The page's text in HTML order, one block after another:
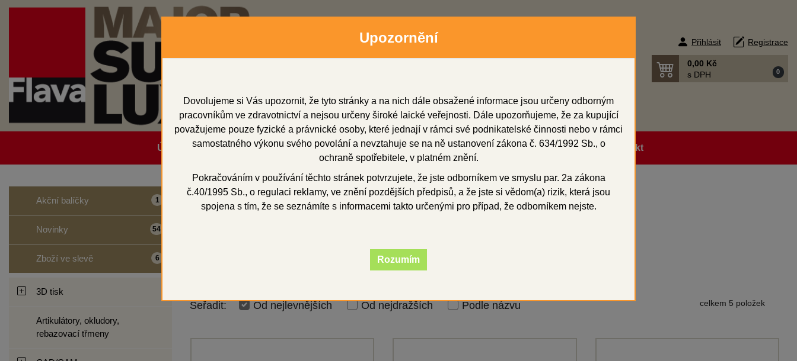
Přihlásit Registrace
0,00 Kč
s DPH
0
Úvodní strana Obchodní zástupci Soubory ke stažení O firmě Obchodní podmínky Kontakt
Akční balíčky 1
Novinky 54
Zboží ve slevě 6
3D tisk
Artikulátory, okludory,
rebazovací třmeny
Domů Přístroje polymerátory
Seřadit: Od nejlevnějších Od nejdražších Podle názvu celkem 5 položek
Upozornění
Dovolujeme si Vás upozornit, že tyto stránky a na nich dále obsažené informace jsou určeny odborným
pracovníkům ve zdravotnictví a nejsou určeny široké laické veřejnosti. Dále upozorňujeme, že za kupující
považujeme pouze fyzické a právnické osoby, které jednají v rámci své podnikatelské činnosti nebo v rámci
samostatného výkonu svého povolání a nevztahuje se na ně ustanovení zákona č. 634/1992 Sb., o
ochraně spotřebitele, v platném znění.
Pokračováním v používání těchto stránek potvrzujete, že jste odborníkem ve smyslu par. 2a zákona
č.40/1995 Sb., o regulaci reklamy, ve znění pozdějších předpisů, a že jste si vědom(a) rizik, která jsou
spojena s tím, že se seznámíte s informacemi takto určenými pro případ, že odborníkem nejste.
Rozumím